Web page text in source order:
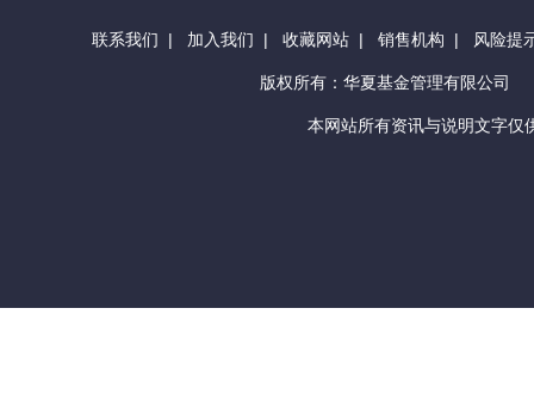
联系我们 | 加入我们 | 收藏网站 | 销售机构 | 风险提
版权所有：华夏基金管理有限公司
本网站所有资讯与说明文字仅